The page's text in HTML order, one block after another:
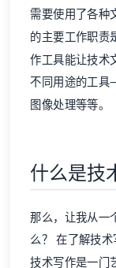
需要使用了各种
的主要工作职责
作工具能让技术
不同用途的工具
图像处理等等。
什么是技
那么，让我从
么？ 在了解技术
技术写作是一门